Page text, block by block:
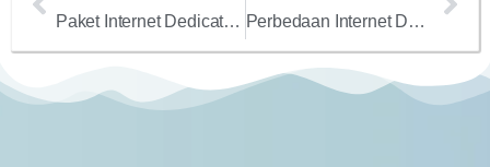
Paket Internet Dedicated, Corporate or Retail
Perbedaan Internet Dedicated dan Up To Bandwdith